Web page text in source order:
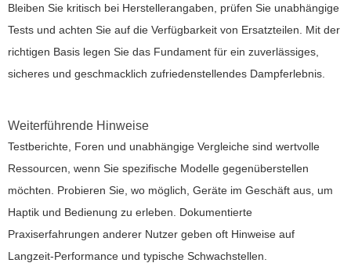
Bleiben Sie kritisch bei Herstellerangaben, prüfen Sie unabhängige
Tests und achten Sie auf die Verfügbarkeit von Ersatzteilen. Mit der
richtigen Basis legen Sie das Fundament für ein zuverlässiges,
sicheres und geschmacklich zufriedenstellendes Dampferlebnis.
Weiterführende Hinweise
Testberichte, Foren und unabhängige Vergleiche sind wertvolle
Ressourcen, wenn Sie spezifische Modelle gegenüberstellen
möchten. Probieren Sie, wo möglich, Geräte im Geschäft aus, um
Haptik und Bedienung zu erleben. Dokumentierte
Praxiserfahrungen anderer Nutzer geben oft Hinweise auf
Langzeit-Performance und typische Schwachstellen.